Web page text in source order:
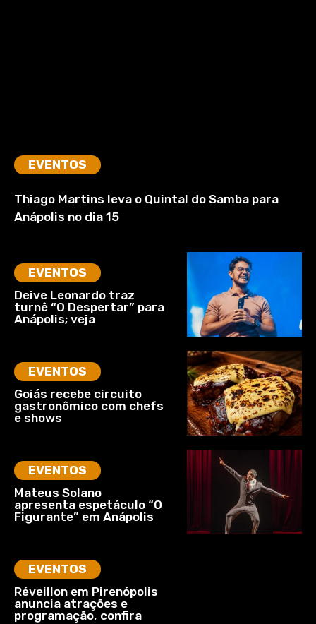
EVENTOS
Thiago Martins leva o Quintal do Samba para
Anápolis no dia 15
EVENTOS
Deive Leonardo traz
turnê “O Despertar” para
Anápolis; veja
EVENTOS
Goiás recebe circuito
gastronômico com chefs
e shows
EVENTOS
Mateus Solano
apresenta espetáculo “O
Figurante” em Anápolis
EVENTOS
Réveillon em Pirenópolis
anuncia atrações e
programação, confira